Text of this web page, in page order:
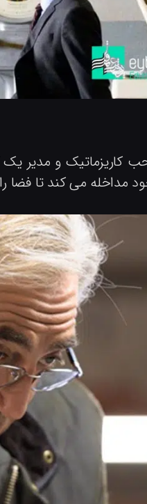
کاریزماتیک و مدیر
مداخله می کند تا فضا